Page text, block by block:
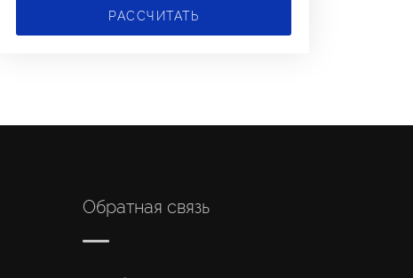
РАССЧИТАТЬ
Обратная связь